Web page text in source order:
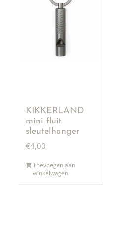
KIKKERLAND
mini fluit
sleutelhanger
€4,00
Toevoegen aan
winkelwagen